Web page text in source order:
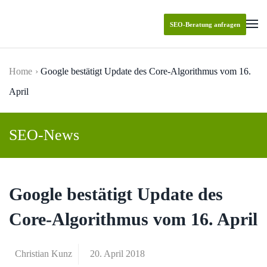
SEO-Beratung anfragen
Home
Google bestätigt Update des Core-Algorithmus vom 16.
April
SEO-News
Google bestätigt Update des
Core-Algorithmus vom 16. April
Christian Kunz 20. April 2018